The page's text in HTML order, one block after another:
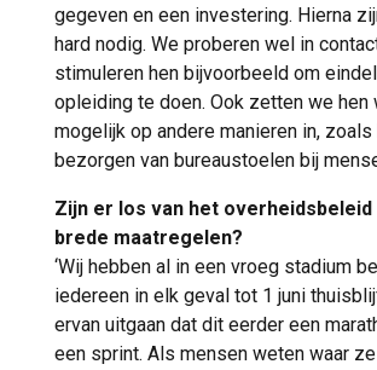
gegeven en een investering. Hierna
hard nodig. We proberen wel in
stimuleren hen bijvoorbeeld om
opleiding te doen. Ook zetten we hen
mogelijk op andere manieren in, zoals
bezorgen van bureaustoelen bij
Zijn er los van het overheidsbeleid
brede maatregelen?
‘Wij hebben al in een vroeg stadium
iedereen in elk geval tot 1 juni
ervan uitgaan dat dit eerder een
een sprint. Als mensen weten waar